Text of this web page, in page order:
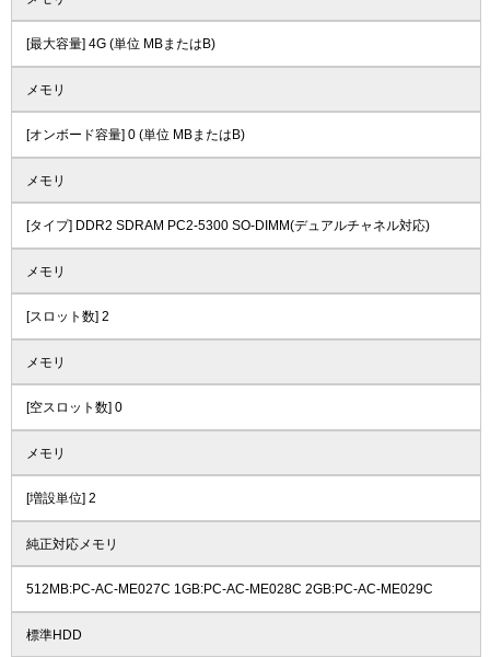
[最大容量] 4G (単位 MBまたはB)
メモリ
[オンボード容量] 0 (単位 MBまたはB)
メモリ
[タイプ] DDR2 SDRAM PC2-5300 SO-DIMM(デュアルチャネル対応)
メモリ
[スロット数] 2
メモリ
[空スロット数] 0
メモリ
[増設単位] 2
純正対応メモリ
512MB:PC-AC-ME027C 1GB:PC-AC-ME028C 2GB:PC-AC-ME029C
標準HDD